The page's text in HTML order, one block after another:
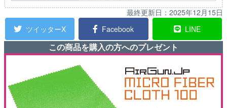
最終更新日： 2025年12月15日
ツイッターX
Facebook LINE
この商品を購入の方へのプレゼント